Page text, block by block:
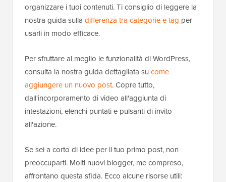
organizzare i tuoi contenuti. Ti consiglio di leggere la
nostra guida sulla differenza tra categorie e tag per
usarli in modo efficace.
Per sfruttare al meglio le funzionalità di WordPress,
consulta la nostra guida dettagliata su come
aggiungere un nuovo post. Copre tutto,
dall'incorporamento di video all'aggiunta di
intestazioni, elenchi puntati e pulsanti di invito
all'azione.
Se sei a corto di idee per il tuo primo post, non
preoccuparti. Molti nuovi blogger, me compreso,
affrontano questa sfida. Ecco alcune risorse utili: